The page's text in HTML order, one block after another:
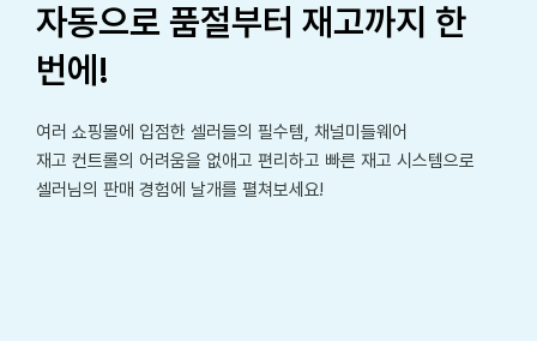
자동으로 품절부터 재고까지 한
번에!
여러 쇼핑몰에 입점한 셀러들의 필수템, 채널미들웨어
재고 컨트롤의 어려움을 없애고 편리하고 빠른 재고 시스템으로
셀러님의 판매 경험에 날개를 펼쳐보세요!